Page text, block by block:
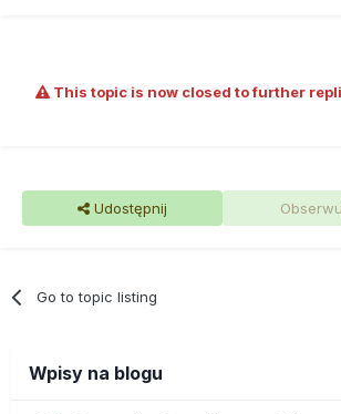
This topic is now closed to further
Udostępnij
Go to topic listing
Wpisy na blogu